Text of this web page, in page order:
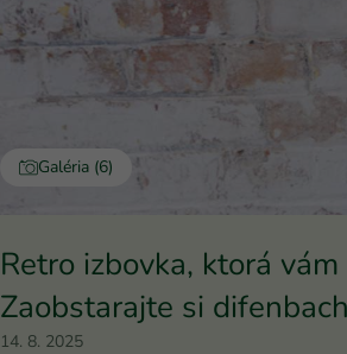
Galéria (6)
Retro izbovka, ktorá
Zaobstarajte si
14. 8. 2025